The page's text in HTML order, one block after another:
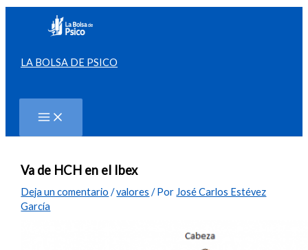
contenido
LA BOLSA DE PSICO
Va de HCH en el Ibex
Deja un comentario /valores / Por José Carlos Estévez
García